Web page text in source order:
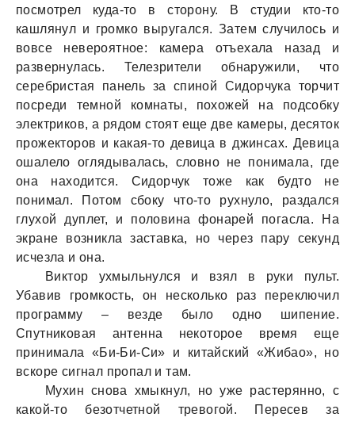
посмотрел куда-то в сторону. В студии кто-то
кашлянул и громко выругался. Затем случилось и
вовсе невероятное: камера отъехала назад и
развернулась. Телезрители обнаружили, что
серебристая панель за спиной Сидорчука торчит
посреди темной комнаты, похожей на подсобку
электриков, а рядом стоят еще две камеры, десяток
прожекторов и какая-то девица в джинсах. Девица
ошалело оглядывалась, словно не понимала, где
она находится. Сидорчук тоже как будто не
понимал. Потом сбоку что-то рухнуло, раздался
глухой дуплет, и половина фонарей погасла. На
экране возникла заставка, но через пару секунд
исчезла и она.
Виктор ухмыльнулся и взял в руки пульт.
Убавив громкость, он несколько раз переключил
программу – везде было одно шипение.
Спутниковая антенна некоторое время еще
принимала «Би-Би-Си» и китайский «Жибао», но
вскоре сигнал пропал и там.
Мухин снова хмыкнул, но уже растерянно, с
какой-то безотчетной тревогой. Пересев за